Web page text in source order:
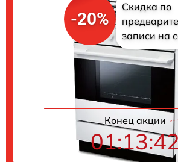
-20%
Скидка по
записи на
Цены на ремонт
Конец акции
01:13:41